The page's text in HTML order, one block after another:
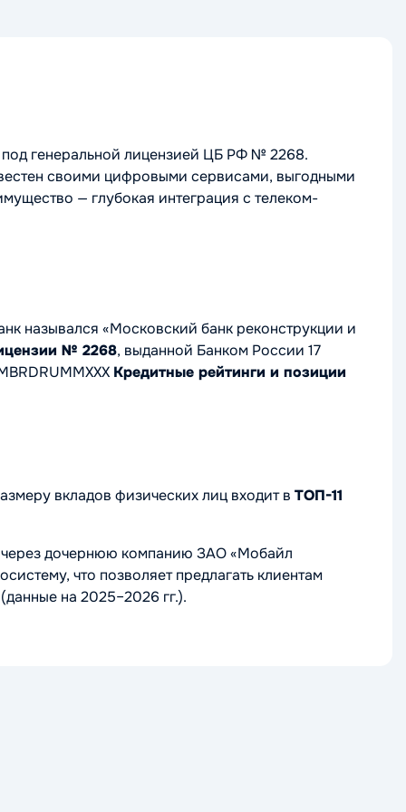
генеральной лицензией ЦБ РФ № 2268.
своими цифровыми сервисами, выгодными
— глубокая интеграция с телеком-
назывался «Московский банк реконструкции и
№ 2268, выданной Банком России 17
Кредитные рейтинги и позиции
вкладов физических лиц входит в ТОП-11
дочернюю компанию ЗАО «Мобайл
что позволяет предлагать клиентам
(данные на 2025–2026 гг.).